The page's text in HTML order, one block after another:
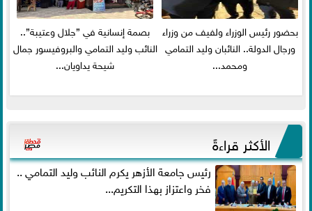
بحضور رئيس الوزراء ولفيف من وزراء
ورجال الدولة.. النائبان وليد التمامي
ومحمد...
بصمة إنسانية في ”جلال وعتيبة”..
النائب وليد التمامي والبروفيسور جمال
شيحة يداويان...
الأكثر قراءةً
رئيس جامعة الأزهر يكرم النائب وليد التمامي ..
فخر واعتزاز بهذا التكريم...